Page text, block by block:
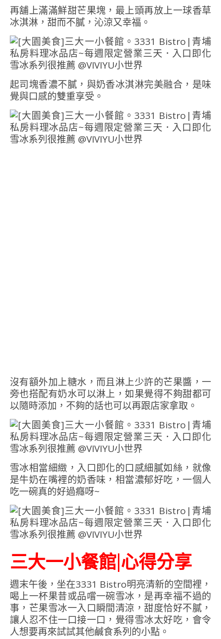
再舖上滿滿鮮甜芒果塊，最上頭再放上一球香草
冰淇淋，甜而不膩，沁涼又幸福。
起司塊香濃不膩，與奶香冰淇淋完美融合，是味
覺與口感的雙重享受。
沒有額外加上糖水，而且淋上少許的芒果醬，一
旁也搭配有奶水可以淋上，如果覺得不夠甜都可
以隨時添加，不夠的話也可以再跟店家拿取。
雪冰相當細緻，入口即化的口感細膩如絲，就像
是牛奶在嘴裡的奶香味，相當濃郁好吃，一個人
吃一碗真的好過癮呀~
三大一小餐館|心得分享
週末午後，坐在3331 Bistro明亮清新的空間裡，
喝上一杯果昔或品嚐一碗雪冰，是再幸福不過的
事，芒果雪冰一入口瞬間清涼，甜度恰好不膩，
讓人忍不住一口接一口，覺得雪冰太好吃，會令
人想要再來試試其他鹹食系列的小點。